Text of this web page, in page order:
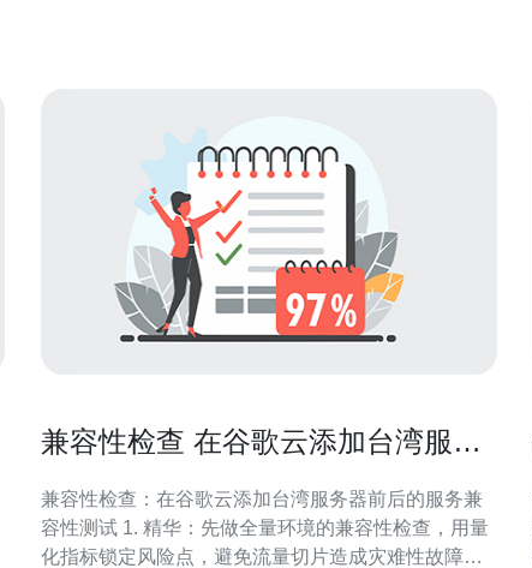
兼容性检查 在谷歌云添加台湾服务
兼容性检查：在谷歌云添加台湾服务器前后的服务兼
容性测试 1. 精华：先做全量环境的兼容性检查，用量
化指标锁定风险点，避免流量切片造成灾难性故障。